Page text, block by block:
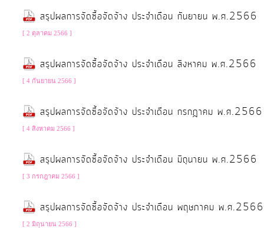
e-
Service
Q&A
จัดการ
ความ
การ
ดำเนิน
งาน
สรุปผลการจัดซื้อจัดจ้าง ประจำเดือน กันยายน พ.ศ.2566
[ 2 ตุลาคม 2566 ]
สรุปผลการจัดซื้อจัดจ้าง ประจำเดือน สิงหาคม พ.ศ.2566
[ 4 กันยายน 2566 ]
สรุปผลการจัดซื้อจัดจ้าง ประจำเดือน กรกฎาคม พ.ศ.2566
[ 4 สิงหาคม 2566 ]
สรุปผลการจัดซื้อจัดจ้าง ประจำเดือน มิถุนายน พ.ศ.2566
[ 3 กรกฎาคม 2566 ]
สรุปผลการจัดซื้อจัดจ้าง ประจำเดือน พฤษภาคม พ.ศ.2566
[ 2 มิถุนายน 2566 ]